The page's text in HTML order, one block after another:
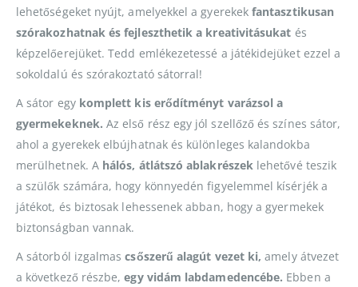
lehetőségeket nyújt, amelyekkel a gyerekekfantasztikusan
szórakozhatnak és fejleszthetik a kreativitásukat és
képzelőerejüket. Tedd emlékezetessé a játékidejüket ezzel a
sokoldalú és szórakoztató sátorral!
A sátor egy komplett kis erődítményt varázsol a
gyermekeknek. Az első rész egy jól szellőző és színes sátor,
ahol a gyerekek elbújhatnak és különleges kalandokba
merülhetnek. A hálós, átlátszó ablakrészeklehetővé teszik
a szülők számára, hogy könnyedén figyelemmel kísérjék a
játékot, és biztosak lehessenek abban, hogy a gyermekek
biztonságban vannak.
A sátorból izgalmascsőszerű alagút vezet ki, amely átvezet
a következő részbe,egy vidám labdamedencébe. Ebben a